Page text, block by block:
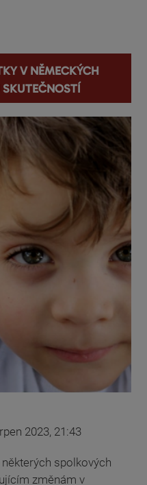
v německých
2023, 21:43
spolkových
změnám v